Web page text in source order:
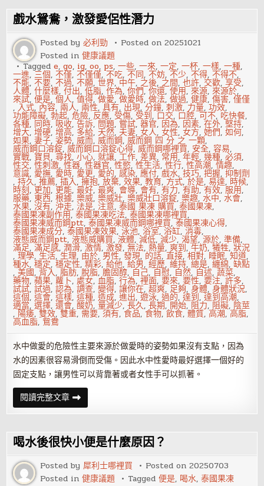
清
腸
排
毒？
多
吃
黑
木
耳
戲水鴛鴦，激發愛侶性潛力
Posted by必利勁 Posted on20251021
Posted in健康議題
Taggede,go, ig,oo, ps,一些,一來,一定,一杯,一樣,一種,
一進,三個,不僅,不僅僅,不吃,不同,不妨,不少,不得,不得不,
不能,不要,不過,不願,世界, 中午, 之後, 之間,也許, 交歡,享受,
人體,什麼樣,付出,低脂,作為,你們,你還,使用,來源,來源於,
來試,便是,個人,值得,做愛,做愛時,做法,做過,健康,傷害,僅僅
, 入式, 內容, 兩人, 兩性,具有, 出現,分鐘,刺激, 力量,功效,
功能障礙,勃起,危險, 反應, 受傷, 受到, 口交, 口腔,可不, 吃快餐,
各種, 同時, 吸收,告訴, 問題, 嘗試,器官, 因為, 因素,在外,堅持,
增大,增硬,增高, 多給, 天然, 夫妻,女人,女性,女方,她們,如何,
如果,妻子,姿勢,威而,威而鋼,威而鋼 四 分 之 一顆,
威而鋼口溶錠,威而鋼口溶錠心得,威而鋼哪裡買, 安全,容易,
實戰, 寶貝,尋找,小心,就讓,工作,差異, 常用,年輕,幾種,必須,
性交,性刺激,性器,性器官,性慾,性生活,性行,性高潮,情趣,
意識, 愛撫, 愛時, 愛更, 愛的,感染,應付,戲水,技巧,把握,抑制劑
,持久,推薦,插入,擁抱,放棄,效果,教育, 方式,於是,易達, 時候,
時刻, 更加, 更能,最好,最爽, 會導, 會有,有力,有助,有效,服用,
服藥,東西,根據,樂威,樂威壯,樂威壯口溶錠,樂趣,水中,水會,
水果,沒有,沖走, 法是, 注意,泰國 果凍 購買,泰國果凍,
泰國果凍副作用,泰國果凍吃法,泰國果凍哪裡買,
泰國果凍威而鋼ptt,泰國果凍威而鋼哪裡買,泰國果凍心得,
泰國果凍成分,泰國果凍效果,泳池, 浴室,浴缸,消毒,
液態威而鋼ptt,液態威購買,液體,減低,減少,渴望,源於,準備,
滿足,滿足感,潤滑,激情,激發,無法,熱量,爽到,牛奶,犧牲,狀況
,理學,生活,生理, 由於, 男性,發現, 的話,直接,相對, 睡眠,知道,
種水,穩定,穩定性,精彩,給他,給男,經歷,維持,總是,纏綿,缺點
,美國,背入,脂肪,脫脂,膽固醇, 自己, 自慰, 自然, 自述,蔬菜,
藥物,蘋果,蘿卜,處女,血脂,行為,裡面,要來,要性,要注,許多,
試試,試過,認為,調查,變得,讓你在,超爽, 足夠,身體,身體狀況,
這個,這會,這樣,這種,造成,進出,遊泳,過的,達到,達到高潮,
適當,選擇,還會,酸奶,量減少,長久,長期, 開始, 阻力, 阻礙, 陰莖
, 陽痿,雙效,雙重, 需要,須有,食品,食物,飲食,體質,高潮,高脂,
高血脂,鴛鴦
水中做愛的危險性主要來源於做愛時的姿勢如果沒有支點，因為
水的因素很容易滑倒而受傷。因此水中性愛時最好選擇一個好的
固定支點，讓男性可以背靠著或者女性手可以抓著。
閱讀完整文章戲
水
鴛
激
發
愛
侶
性
潛
力
喝水後很快小便是什麼原因？
Posted by犀利士哪裡買 Posted on20250703
Posted in健康議題 Tagged便是, 喝水,泰國果凍